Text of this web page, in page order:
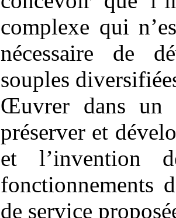
complexe qui
nécessaire de
souples
Œuvrer dans un
préserver et
et l’invention
fonctionnements
de service